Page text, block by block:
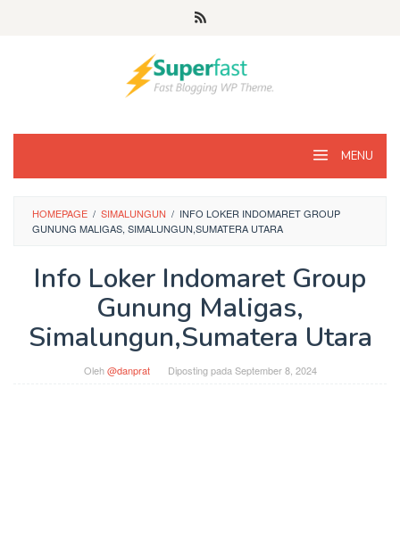
MENU
HOMEPAGE / SIMALUNGUN / INFO LOKER INDOMARET GROUP
GUNUNG MALIGAS, SIMALUNGUN,SUMATERA UTARA
Info Loker Indomaret Group
Gunung Maligas,
Simalungun,Sumatera Utara
Oleh@danprat Diposting pada September 8, 2024